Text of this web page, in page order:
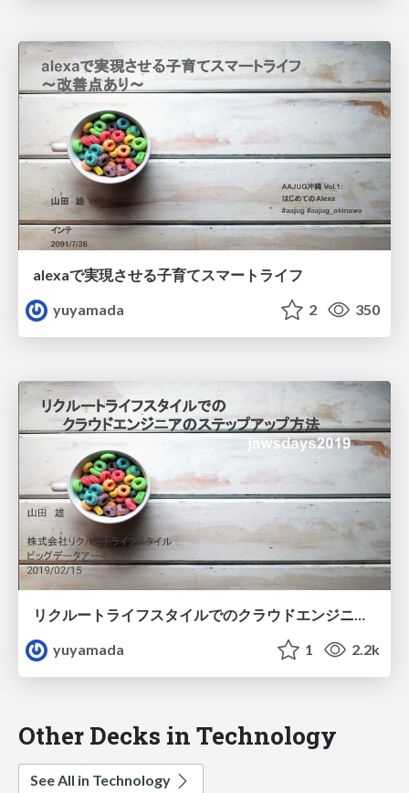
alexaで実現させる子育てスマートライフ
yuyamada
2 350
リクルートライフスタイルでのクラウドエンジニアのステップアップ方法
yuyamada
1 2.2k
Other Decks in Technology
See All in Technology